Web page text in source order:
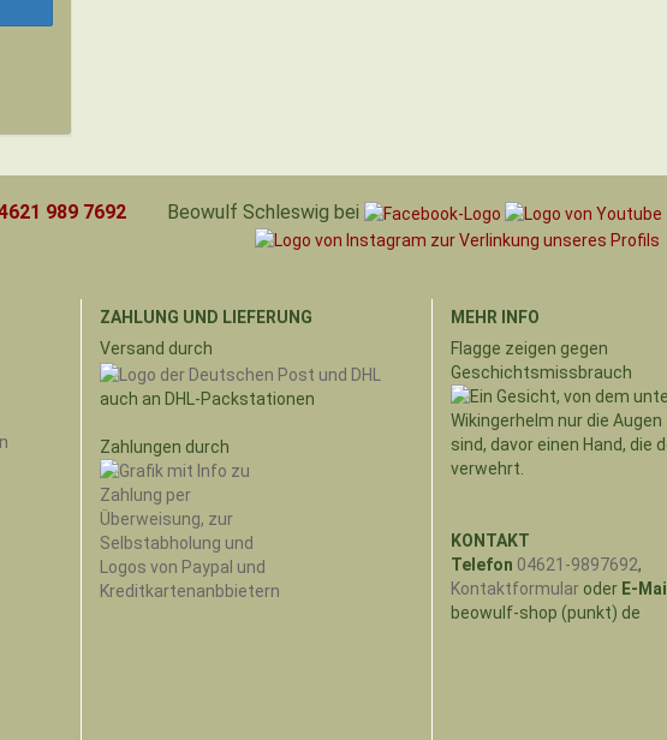
989 7692 Beowulf Schleswig bei
ZAHLUNG UND LIEFERUNG
Versand durch
auch an DHL-Packstationen
Zahlungen durch
MEHR INFO
Flagge zeigen gegen
Geschichtsmissbrauch
KONTAKT
Telefon 04621-9897692,
Kontaktformular oder E-Mail
beowulf-shop (punkt) de